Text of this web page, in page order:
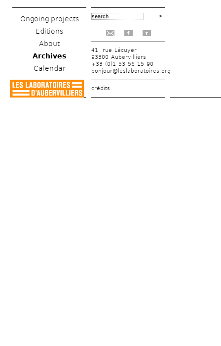
Ongoing projects
Editions
About
Archives
Calendar
f t
41, rue Lécuyer
93300 Aubervilliers
+33 (0)1 53 56 15 90
bonjour@leslaboratoires.org
crédits